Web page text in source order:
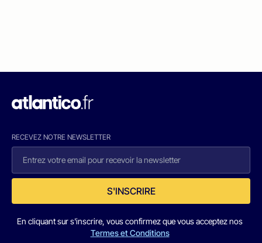
RECEVEZ NOTRE NEWSLETTER
S'INSCRIRE
En cliquant sur s'inscrire, vous confirmez que vous acceptez nos
Termes et Conditions